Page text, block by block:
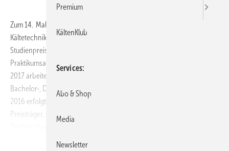
Zum 14. Mal vergab der Verein zur Förderung der Luft- und
Kältetechnik e. V. als Gesellschafter der ILK gGmbH den jährlichen
Studienpreis für herausragende Diplom-, Bachelor- und
Praktikumsarbeiten, die am ILK erarbeitet und betreut wurden. Im Jahr
2017 arbeiteten 56 Studenten während des Praktikums und an ihrer
Bachelor-, Diplom- oder Masterarbeit im ILK. Die Auslobung im Herbst
2016 erfolgte mit einem Gesamtpreisgeld von 6200 Euro für elf
Preisträger, die sowohl von drei sächsischen Hochschulen, der
Wroclaw University kommen.
Premium
KältenKlub
Services
Abo & Shop
Media
Newsletter